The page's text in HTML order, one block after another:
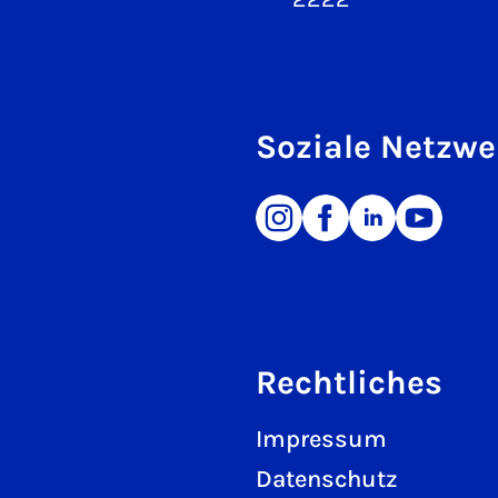
Soziale
Rechtliches
Impressum
Datenschutz